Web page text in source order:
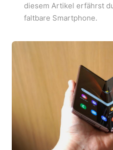
diesem Artikel erfährst
faltbare Smartphone.